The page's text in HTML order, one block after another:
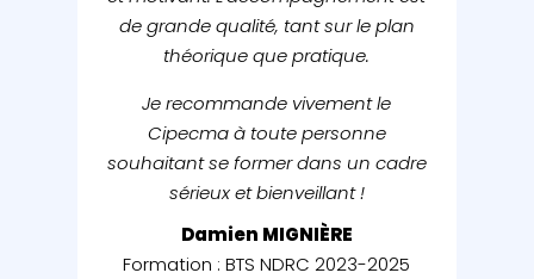
de grande qualité, tant sur le plan
théorique que pratique.
Je recommande vivement le
Cipecma à toute personne
souhaitant se former dans un cadre
sérieux et bienveillant !
Damien MIGNIÈRE
Formation : BTS NDRC 2023-2025